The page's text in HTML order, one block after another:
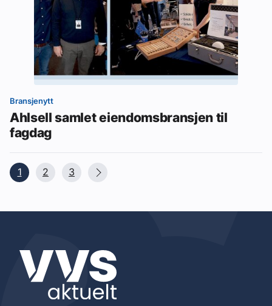
Bransjenytt
Ahlsell samlet eiendomsbransjen til
fagdag
1 2 3